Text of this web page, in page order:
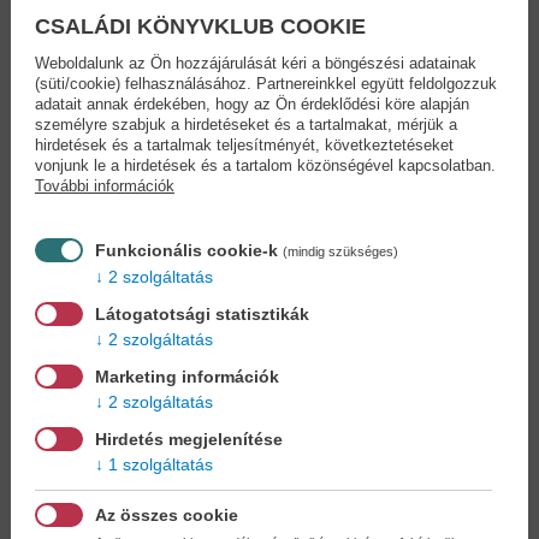
Miközben a napok úgy peregnek egymás után, akár a homokóra
ami nemcsak a fiú számára lesz ajándék, hanem emlékeztetőként
is szolgál a világnak arról, kikké válhattak volna, ha másképp alakul
az élet.
Mert ha a szíved már nem is dobban tovább, az igaz szerelem
története örökké él.
TikTok-szenzáció! #BookTok, #OlvassEgyJót
témákat a remény és a könnyedség pillanataival egyensúlyozza ki.”
– Raindrop Reflections
Hagyd, hogy ez a történet darabokra törje, majd újra összerakja a
Szereted a Vörös pöttyös könyveket? Vidd haza nyugodtan!
Tetszeni fog.
16 éves kortól ajánljuk!
Adatok
CSALÁDI KÖNYVKLUB COOKIE
Weboldalunk az Ön hozzájárulását kéri a böngészési adatainak
(süti/cookie) felhasználásához. Partnereinkkel együtt feldolgozzuk
adatait annak érdekében, hogy az Ön érdeklődési köre alapján
személyre szabjuk a hirdetéseket és a tartalmakat, mérjük a
hirdetések és a tartalmak teljesítményét, következtetéseket
vonjunk le a hirdetések és a tartalom közönségével kapcsolatban.
További információk
Funkcionális cookie-k (mindig szükséges)
2 szolgáltatás
Látogatotsági statisztikák
2 szolgáltatás
Marketing információk
2 szolgáltatás
Hirdetés megjelenítése
1 szolgáltatás
Az összes cookie